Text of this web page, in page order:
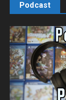
Podcast